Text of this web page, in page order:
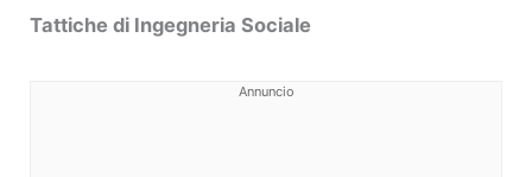
Tattiche di Ingegneria Sociale
Annuncio